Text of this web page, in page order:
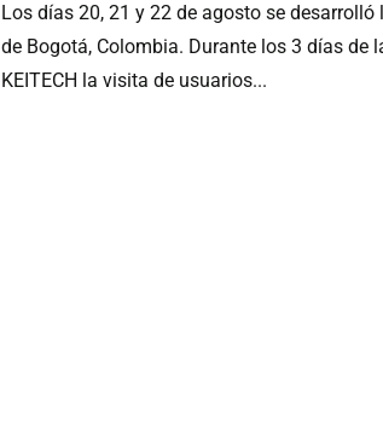
Los días 20, 21 y 22 de agosto se
de Bogotá, Colombia. Durante los 3 días
KEITECH la visita de usuarios...